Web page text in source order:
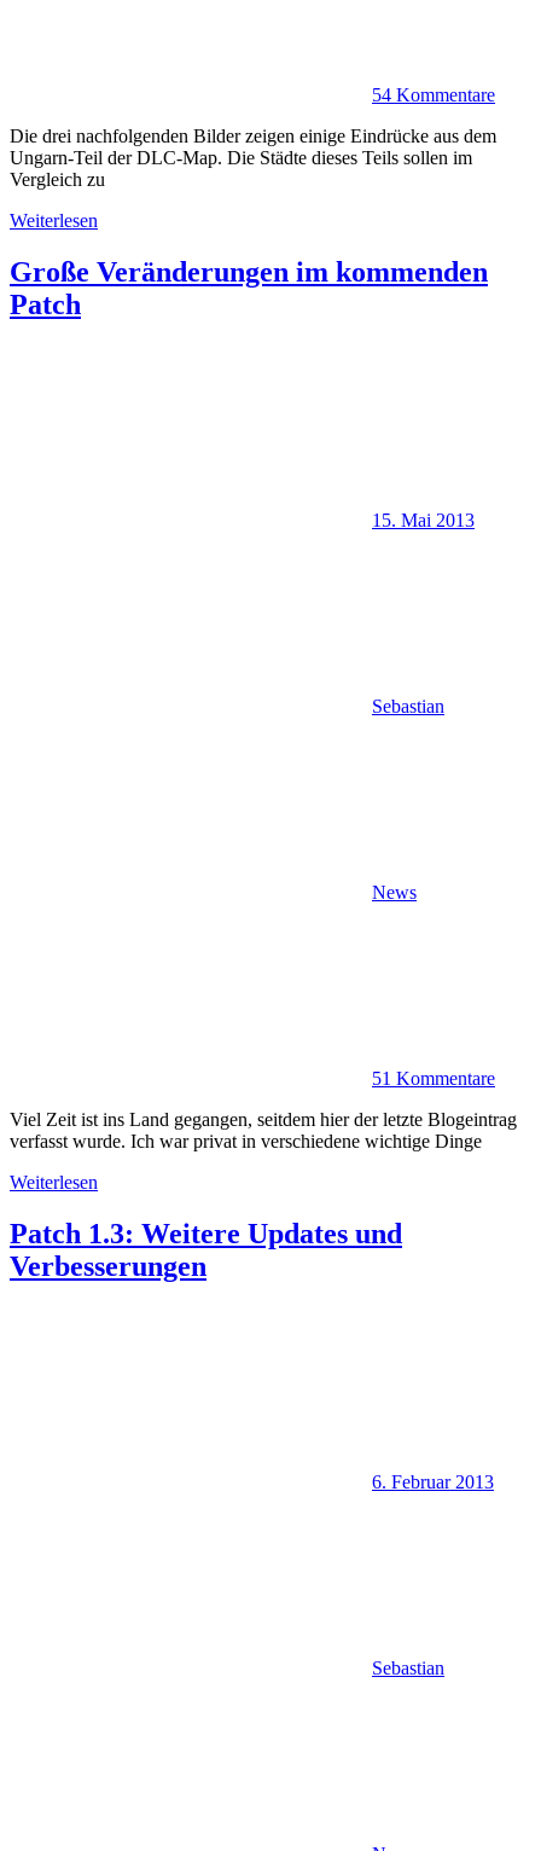
54 Kommentare
Die drei nachfolgenden Bilder zeigen einige Eindrücke aus dem
Ungarn-Teil der DLC-Map. Die Städte dieses Teils sollen im
Vergleich zu
Weiterlesen
Große Veränderungen im kommenden
Patch
15. Mai 2013
Sebastian
News
51 Kommentare
Viel Zeit ist ins Land gegangen, seitdem hier der letzte Blogeintrag
verfasst wurde. Ich war privat in verschiedene wichtige Dinge
Weiterlesen
Patch 1.3: Weitere Updates und
Verbesserungen
6. Februar 2013
Sebastian